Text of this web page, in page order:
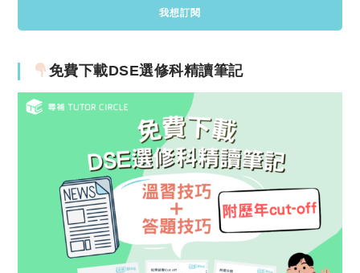
免費下載DSE選修科精讀筆記